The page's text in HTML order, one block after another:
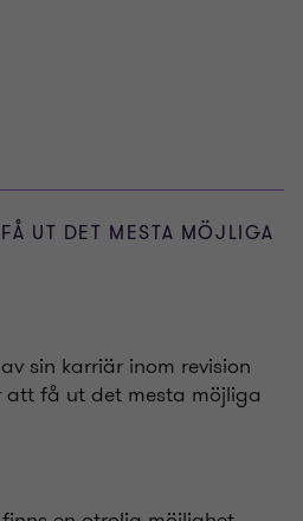
UT DET MESTA MÖJLIGA
sin karriär inom revision
att få ut det mesta möjliga